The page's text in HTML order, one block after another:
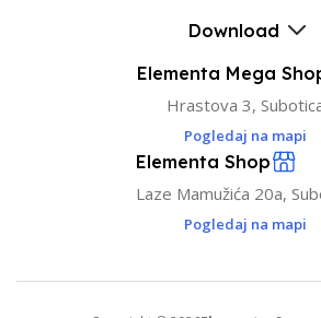
Download
Elementa Mega
Hrastova 3,
Pogledaj na mapi
Elementa Shop
Laze Mamužića 20a,
Pogledaj na mapi